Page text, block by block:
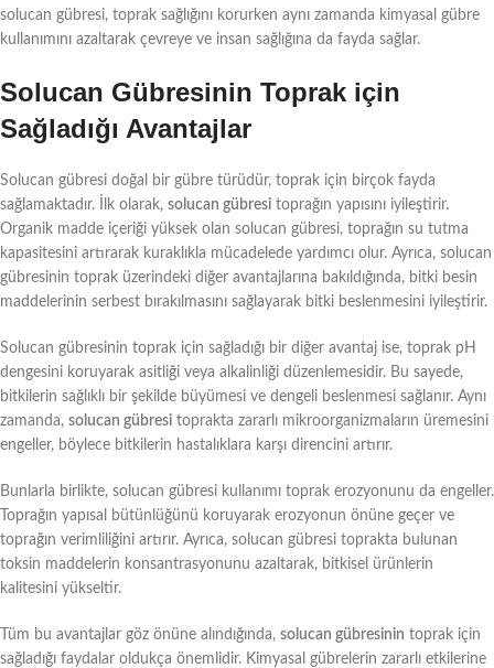
solucan gübresi, toprak sağlığını korurken aynı zamanda kimyasal gübre
kullanımını azaltarak çevreye ve insan sağlığına da fayda sağlar.
Solucan Gübresinin Toprak için
Sağladığı Avantajlar
Solucan gübresi doğal bir gübre türüdür, toprak için birçok fayda
sağlamaktadır. İlk olarak, solucan gübresi toprağın yapısını iyileştirir.
Organik madde içeriği yüksek olan solucan gübresi, toprağın su tutma
kapasitesini artırarak kuraklıkla mücadelede yardımcı olur. Ayrıca, solucan
gübresinin toprak üzerindeki diğer avantajlarına bakıldığında, bitki besin
maddelerinin serbest bırakılmasını sağlayarak bitki beslenmesini iyileştirir.
Solucan gübresinin toprak için sağladığı bir diğer avantaj ise, toprak pH
dengesini koruyarak asitliği veya alkalinliği düzenlemesidir. Bu sayede,
bitkilerin sağlıklı bir şekilde büyümesi ve dengeli beslenmesi sağlanır. Aynı
zamanda, solucan gübresi toprakta zararlı mikroorganizmaların üremesini
engeller, böylece bitkilerin hastalıklara karşı direncini artırır.
Bunlarla birlikte, solucan gübresi kullanımı toprak erozyonunu da engeller.
Toprağın yapısal bütünlüğünü koruyarak erozyonun önüne geçer ve
toprağın verimliliğini artırır. Ayrıca, solucan gübresi toprakta bulunan
toksin maddelerin konsantrasyonunu azaltarak, bitkisel ürünlerin
kalitesini yükseltir.
Tüm bu avantajlar göz önüne alındığında, solucan gübresinin toprak için
sağladığı faydalar oldukça önemlidir. Kimyasal gübrelerin zararlı etkilerine